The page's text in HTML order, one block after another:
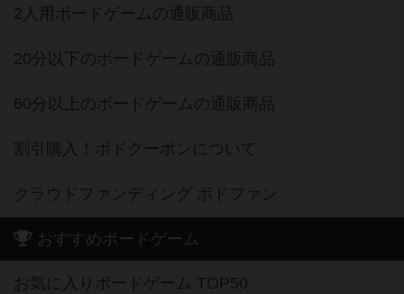
2人用ボードゲームの通販商品
20分以下のボードゲームの通販商品
60分以上のボードゲームの通販商品
割引購入！ボドクーポンについて
クラウドファンディング ボドファン
おすすめボードゲーム
お気に入りボードゲーム TOP50